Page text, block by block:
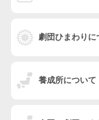
劇団ひまわりに
養成所について